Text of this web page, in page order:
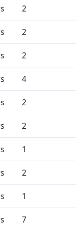
2
2
2
4
2
2
1
2
1
7